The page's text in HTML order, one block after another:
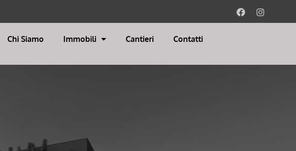
Chi Siamo Immobili Cantieri Contatti